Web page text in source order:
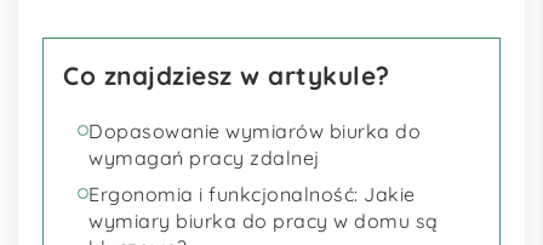
Co znajdziesz w artykule?
Dopasowanie wymiarów biurka do
wymagań pracy zdalnej
Ergonomia i funkcjonalność: Jakie
wymiary biurka do pracy w domu są